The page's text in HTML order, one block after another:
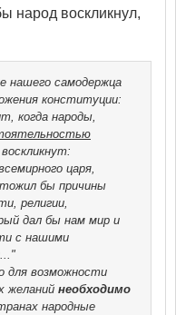
народ воскликнул,
нашего самодержца
конституции:
когда народы,
, воскликнут:
царя,
бы причины
религии,
дал бы нам мир и
с нашими
для возможности
желаний необходимо
народные